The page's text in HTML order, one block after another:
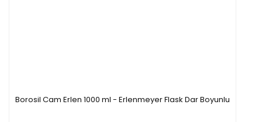
Borosil Cam Erlen 1000 ml - Erlenmeyer Flask Dar Boyunlu